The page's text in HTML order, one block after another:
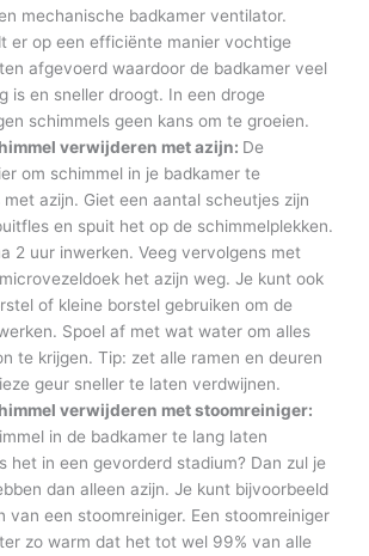
mechanische badkamer ventilator.
er op een efficiënte manier vochtige
afgevoerd waardoor de badkamer veel
is en sneller droogt. In een droge
schimmels geen kans om te groeien.
verwijderen met azijn: De
om schimmel in je badkamer te
azijn. Giet een aantal scheutjes zijn
en spuit het op de schimmelplekken.
2 uur inwerken. Veeg vervolgens met
het azijn weg. Je kunt ook
of kleine borstel gebruiken om de
Spoel af met wat water om alles
te krijgen. Tip: zet alle ramen en deuren
geur sneller te laten verdwijnen.
verwijderen met stoomreiniger:
in de badkamer te lang laten
het in een gevorderd stadium? Dan zul je
dan alleen azijn. Je kunt bijvoorbeeld
van een stoomreiniger. Een stoomreiniger
zo warm dat het tot wel 99% van alle